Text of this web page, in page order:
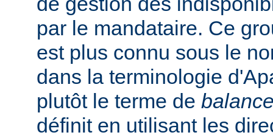
par le mandataire. Ce
est plus connu sous le
dans la terminologie
plutôt le terme de
définit en utilisant les